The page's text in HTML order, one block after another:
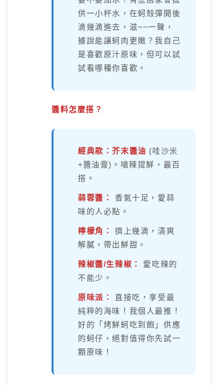
供一小杯水，在蚵殼彈開後
滴幾滴進去，滋~~一聲，
據說能讓蚵肉更嫩？我自己
是喜歡原汁原味，但可以試
試看哪種你喜歡。
醬料怎麼搭？
經典款：芥末醬油 (哇沙米
+醬油膏)。嗆辣提鮮，最百
搭。
蒜蓉醬：
香氣十足，愛蒜
味的人必點。
檸檬角：
擠上幾滴，清爽
解膩，帶出鮮甜。
辣椒醬/生辣椒：
愛吃辣的
不能少。
原味派：
直接吃，享受最
純粹的海味！我個人最推！
好的「烤鮮蚵吃到飽」供應
的蚵仔，絕對值得你先試一
顆原味！